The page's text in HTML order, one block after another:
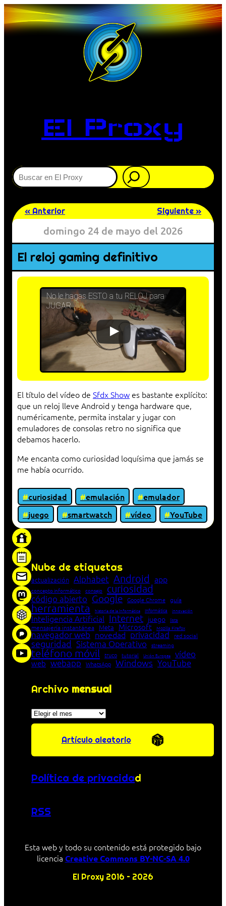
El Proxy
Buscar
« Anterior Siguiente »
domingo 24 de mayo del 2026
El reloj gaming definitivo
No le hagas ESTO a tu RELOJ para
JUGAR
El título del vídeo de Sfdx Show es bastante explícito:
que un reloj lleve Android y tenga hardware que,
numéricamente, permita instalar y jugar con
emuladores de consolas retro no significa que
debamos hacerlo.
Me encanta como curiosidad loquísima que jamás se
me había ocurrido.
curiosidad emulación
emulador
juego
smartwatch vídeo
YouTube
Nube de etiquetas
actualización Alphabet Android app
concepto informático consejo curiosidad
código abierto Google Google Chrome guía
herramienta historia de la Informática Informática innovación
Inteligencia Artificial Internet juego lista
mensajería instantánea Meta Microsoft Mozilla Firefox
navegador web novedad privacidad red social
seguridad Sistema Operativo streaming
teléfono móvil truco tutorial Unión Europea vídeo
web webapp WhatsApp Windows YouTube
Archivo mensual
Archivos
Artículo aleatorio
Política de privacidad
RSS
Esta web y todo su contenido está protegido bajo
licencia Creative Commons BY-NC-SA 4.0
El Proxy 2016 – 2026